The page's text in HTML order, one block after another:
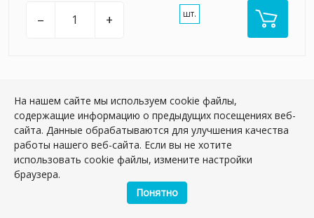
– + шт.
На нашем сайте мы используем cookie файлы,
содержащие информацию о предыдущих посещениях веб-
сайта. Данные обрабатываются для улучшения качества
работы нашего веб-сайта. Если вы не хотите
использовать cookie файлы, измените настройки
браузера.
Понятно